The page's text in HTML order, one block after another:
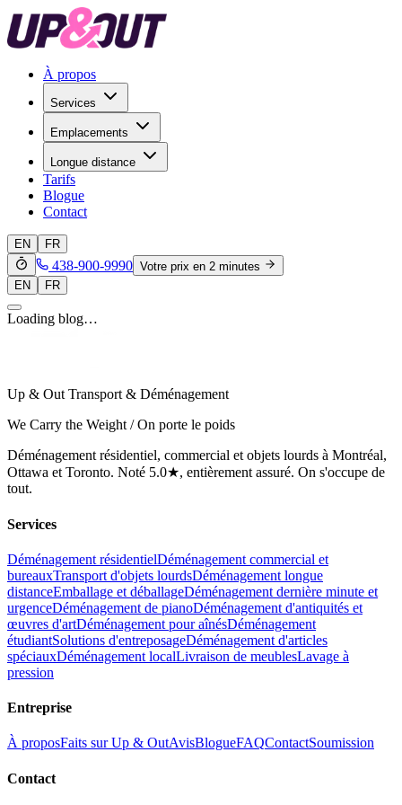
À propos
Services
Emplacements
Longue distance
Tarifs
Blogue
Contact
EN FR
438-900-9990 Votre prix en 2 minutes
EN
FR
Loading blog…
Up & Out Transport & Déménagement
We Carry the Weight / On porte le poids
Déménagement résidentiel, commercial et objets lourds à Montréal,
Ottawa et Toronto. Noté 5.0★, entièrement assuré. On s'occupe de
tout.
Services
Déménagement résidentielDéménagement commercial et
bureauxTransport d'objets lourdsDéménagement longue
distanceEmballage et déballageDéménagement dernière minute et
urgenceDéménagement de pianoDéménagement d'antiquités et
œuvres d'artDéménagement pour aînésDéménagement
étudiantSolutions d'entreposageDéménagement d'articles
spéciauxDéménagement localLivraison de meublesLavage à
pression
Entreprise
À proposFaits sur Up & OutAvisBlogueFAQContactSoumission
Contact